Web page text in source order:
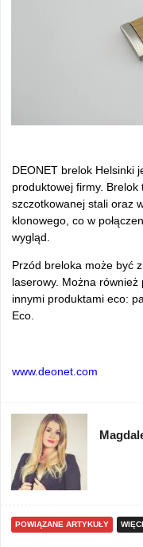
DEONET brelok Helsinki
produktowej firmy.
szczotkowanej stali oraz
klonowego, co w
wygląd.
Przód breloka może być
laserowy. Można również
innymi produktami eco:
Eco.
www.deonet.com
POWIĄZANE ARTYKUŁY